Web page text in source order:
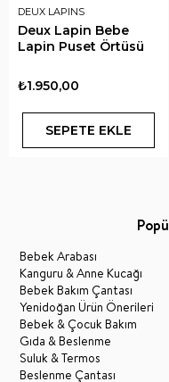
DEUX LAPINS
Deux Lapin Bebe
Lapin Puset Örtüsü
₺1.950,00
SEPETE EKLE
Bebek Arabası
Kanguru & Anne Kucağı
Bebek Bakım Çantası
Yenidoğan Ürün Önerileri
Bebek & Çocuk Bakım
Gıda & Beslenme
Suluk & Termos
Beslenme Çantası